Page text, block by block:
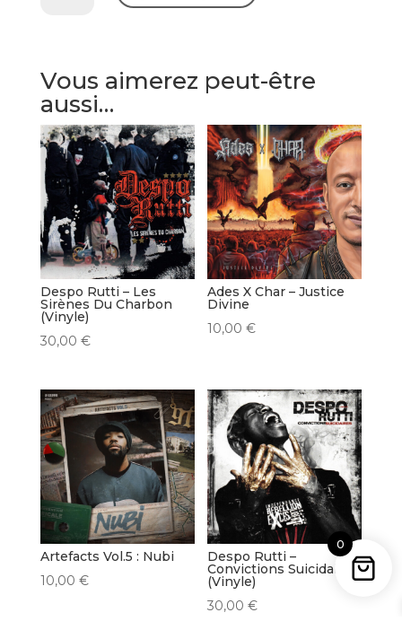
Si
De
N'Etait
(Vinyle)
Vous aimerez peut-être
aussi…
Despo Rutti – Les
Sirènes Du Charbon
(Vinyle)
30,00 €
Ades X Char – Justice
Divine
10,00€
Artefacts Vol.5 : Nubi
10,00 €
Despo Rutti –
Convictions Suicidaires
(Vinyle)
30,00€
0